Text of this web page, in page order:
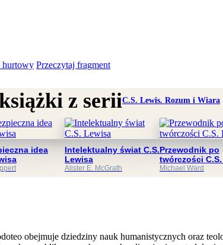
hurtowy Przeczytaj fragment
z seriiC.S. Lewis. Rozum i Wiara
idea
Intelektualny świat C.S.
Lewisa
Alister E. McGrath
Przewodnik po
twórczości
Michael Ward
obejmuje dziedziny nauk humanistycznych oraz